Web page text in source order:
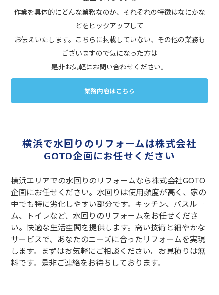
作業を具体的にどんな業務なのか、それぞれの特徴はなにかな
どをピックアップして
お伝えいたします。こちらに掲載していない、その他の業務も
ございますので気になった方は
是非お気軽にお問い合わせください。
業務内容はこちら
横浜で水回りのリフォームは株式会社
GOTO企画にお任せください
横浜エリアでの水回りのリフォームなら株式会社GOTO
企画にお任せください。水回りは使用頻度が高く、家の
中でも特に劣化しやすい部分です。キッチン、バスルー
ム、トイレなど、水回りのリフォームをお任せくださ
い。快適な生活空間を提供します。高い技術と細やかな
サービスで、あなたのニーズに合ったリフォームを実現
します。まずはお気軽にご相談ください。お見積りは無
料です。是非ご連絡をお待ちしております。